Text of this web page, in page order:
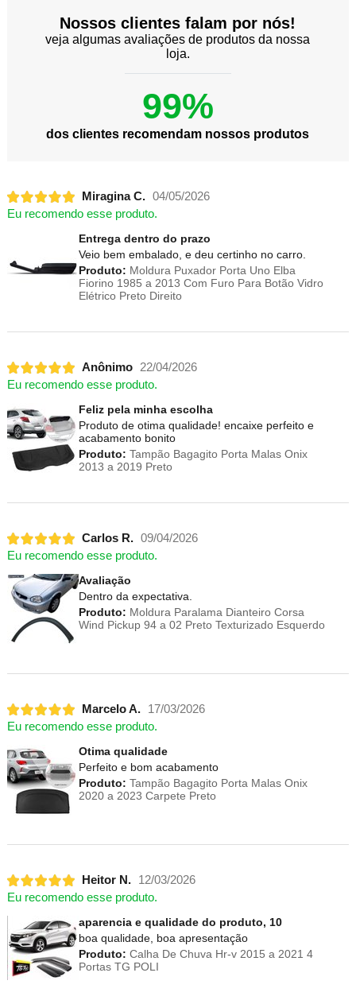
Nossos clientes falam por nós!
veja algumas avaliações de produtos da nossa
loja.
99%
dos clientes recomendam nossos produtos
Miragina C. 04/05/2026
Eu recomendo esse produto.
Entrega dentro do prazo
Veio bem embalado, e deu certinho no carro.
Produto: Moldura Puxador Porta Uno Elba
Fiorino 1985 a 2013 Com Furo Para Botão Vidro
Elétrico Preto Direito
Anônimo 22/04/2026
Eu recomendo esse produto.
Feliz pela minha escolha
Produto de otima qualidade! encaixe perfeito e
acabamento bonito
Produto: Tampão Bagagito Porta Malas Onix
2013 a 2019 Preto
Carlos R. 09/04/2026
Eu recomendo esse produto.
Avaliação
Dentro da expectativa.
Produto: Moldura Paralama Dianteiro Corsa
Wind Pickup 94 a 02 Preto Texturizado Esquerdo
Marcelo A.
17/03/2026
Eu recomendo esse produto.
Otima qualidade
Perfeito e bom acabamento
Produto: Tampão Bagagito Porta Malas Onix
2020 a 2023 Carpete Preto
Heitor N.
12/03/2026
Eu recomendo esse produto.
aparencia e qualidade do produto, 10
boa qualidade, boa apresentação
Produto: Calha De Chuva Hr-v 2015 a 2021 4
Portas TG POLI